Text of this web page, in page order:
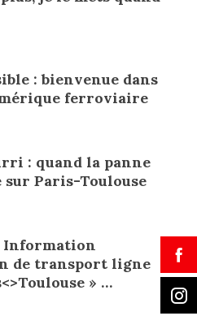
: bienvenue dans
ferroviaire
: quand la panne
Paris-Toulouse
Information
de transport ligne
» …